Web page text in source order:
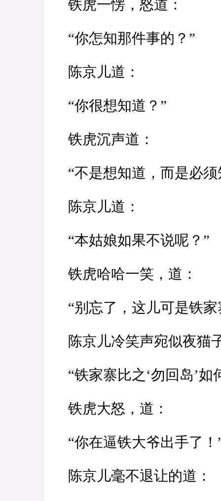
铁虎一愣，怒道：
“你怎知那件事的？”
陈京儿道：
“你很想知道？”
铁虎沉声道：
“不是想知道，而是必须
陈京儿道：
“本姑娘如果不说呢？”
铁虎哈哈一笑，道：
“别忘了，这儿可是铁家
陈京儿冷笑声宛似夜猫
“铁家寨比之‘勿回岛’如
铁虎大怒，道：
“你在逼铁大爷出手了！
陈京儿毫不退让的道：